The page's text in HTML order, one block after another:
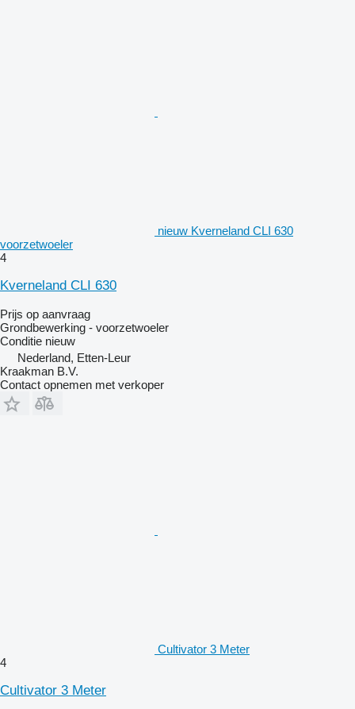
nieuw Kverneland CLI 630
voorzetwoeler
4
Kverneland CLI 630
Prijs op aanvraag
Grondbewerking - voorzetwoeler
Conditie nieuw
Nederland, Etten-Leur
Kraakman B.V.
Contact opnemen met verkoper
Cultivator 3 Meter
4
Cultivator 3 Meter